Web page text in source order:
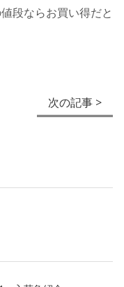
段ならお買い得だと
次の記事 >